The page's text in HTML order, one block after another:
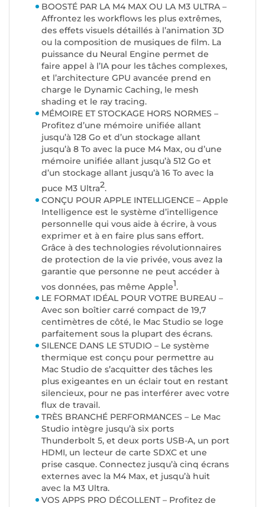
BOOSTÉ PAR LA M4 MAX OU LA M3 ULTRA –
Affrontez les workflows les plus extrêmes,
des effets visuels détaillés à l’animation 3D
ou la composition de musiques de film. La
puissance du Neural Engine permet de
faire appel à l’IA pour les tâches complexes,
et l’architecture GPU avancée prend en
charge le Dynamic Caching, le mesh
shading et le ray tracing.
MÉMOIRE ET STOCKAGE HORS NORMES –
Profitez d’une mémoire unifiée allant
jusqu’à 128 Go et d’un stockage allant
jusqu’à 8 To avec la puce M4 Max, ou d’une
mémoire unifiée allant jusqu’à 512 Go et
d’un stockage allant jusqu’à 16 To avec la
puce M3 Ultra2.
CONÇU POUR APPLE INTELLIGENCE – Apple
Intelligence est le système d’intelligence
personnelle qui vous aide à écrire, à vous
exprimer et à en faire plus sans effort.
Grâce à des technologies révolutionnaires
de protection de la vie privée, vous avez la
garantie que personne ne peut accéder à
vos données, pas même Apple1.
LE FORMAT IDÉAL POUR VOTRE BUREAU –
Avec son boîtier carré compact de 19,7
centimètres de côté, le Mac Studio se loge
parfaitement sous la plupart des écrans.
SILENCE DANS LE STUDIO – Le système
thermique est conçu pour permettre au
Mac Studio de s’acquitter des tâches les
plus exigeantes en un éclair tout en restant
silencieux, pour ne pas interférer avec votre
flux de travail.
TRÈS BRANCHÉ PERFORMANCES – Le Mac
Studio intègre jusqu’à six ports
Thunderbolt 5, et deux ports USB-A, un port
HDMI, un lecteur de carte SDXC et une
prise casque. Connectez jusqu’à cinq écrans
externes avec la M4 Max, et jusqu’à huit
avec la M3 Ultra.
VOS APPS PRO DÉCOLLENT – Profitez de